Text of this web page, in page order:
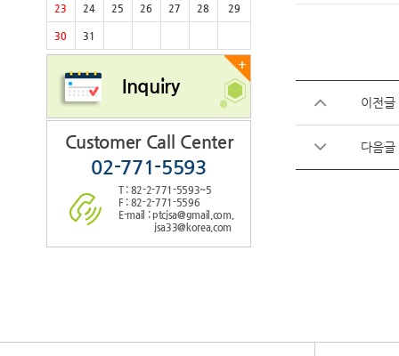
23 24 25 26 27 28 29
30 31
+
Inquiry
Customer Call Center
02-771-5593
T : 82-2-771-5593~5
F : 82-2-771-5596
E-mail : ptcjsa@gmail.com,
jsa33@korea.com
이전글
다음글